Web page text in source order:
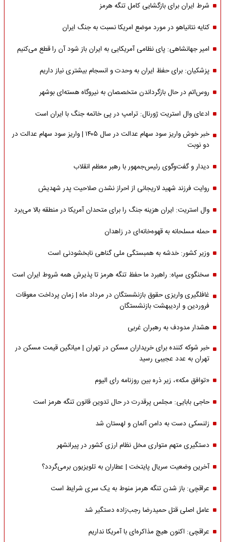
شرط ایران برای بازگشایی کامل تنگه هرمز
کنایه نتانیاهو در مورد موضع امریکا نسبت به جنگ ایران
امیر جهانشاهی: پای نظامی آمریکایی به ایران باز شود آن را قطع می‌کنیم
پزشکیان: برای حفظ ایران به وحدت و انسجام بیشتری نیاز داریم
روس‌اتم در حال بازگرداندن متخصصان به نیروگاه هسته‌ای بوشهر
ادعای وال استریت ژورنال: ترامپ در پی خاتمه جنگ با ایران است
خبر خوش واریز سود سهام عدالت در سال ۱۴۰۵ | واریز سود سهام عدالت در
دو نوبت
دیدار و گفت‌وگوی رئیس‌جمهور با رهبر معظم انقلاب
روایت فرزند شهید لاریجانی از احراز نشدن صلاحیت پدر شهدیش
وال استریت: ایران هزینه جنگ را برای متحدان آمریکا در منطقه بالا می‌برد
حمله مسلحانه به قهوه‌خانه‌ای در زاهدان
وزیر کشور: خدشه به همبستگی ملی گناهی نابخشودنی است
سخنگوی سپاه: راهبرد ما حفظ تنگه هرمز تا پذیرش همه شروط ایران است
غافلگیری واریزی حقوق بازنشستگان در مرداد ماه | زمان پرداخت معوقات
فروردین و اردیبهشت بازنشستگان
هشدار مدودف به رهبران غربی
خبر شوکه کننده برای خریداران مسکن در تهران | میانگین قیمت مسکن در
تهران به عدد عجیبی رسید
«توافق مکه»، زیر ذره بین روزنامه رای الیوم
حاجی بابایی: مجلس پرقدرت در حال تدوین قانون تنگه هرمز است
زلنسکی دست به دامن آلمان و لهستان شد
دستگیری متهم متواری مخل نظام ارزی کشور در پیرانشهر
آخرین وضعیت سریال پایتخت | عطاران به تلویزیون برمی‌گردد؟
عراقچی: باز شدن تنگه هرمز منوط به یک سری شرایط است
عامل اصلی قتل حمیدرضا رجب‌زاده دستگیر شد
عراقچی: اکنون هیچ مذاکره‌ای با آمریکا نداریم